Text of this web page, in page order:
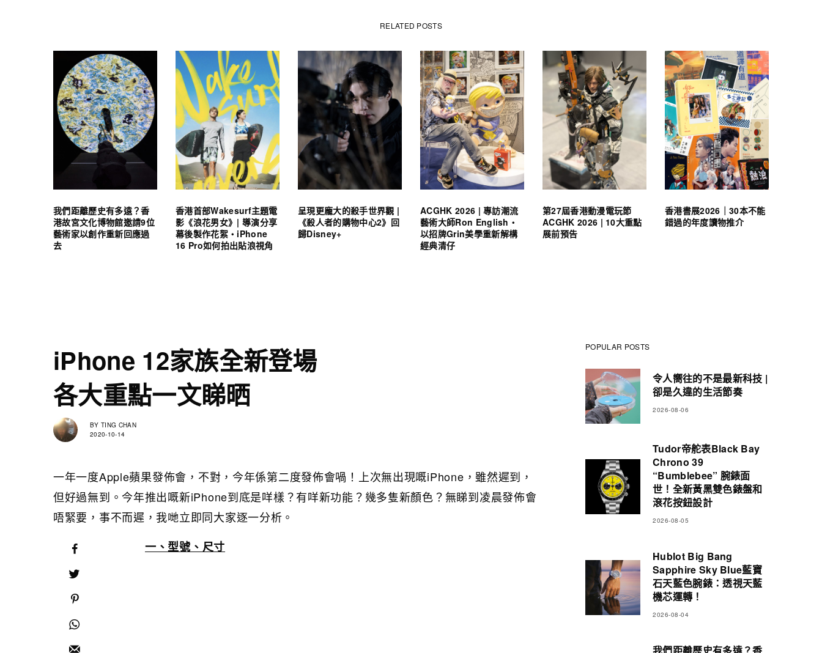
RELATED POSTS
我們距離歷史有多遠？香
港故宮文化博物館邀請9位
藝術家以創作重新回應過
去
香港首部Wakesurf主題電
影《浪花男女》| 導演分享
幕後製作花絮・iPhone
16 Pro如何拍出貼浪視角
呈現更龐大的殺手世界觀 |
《殺人者的購物中心2》回
歸Disney+
ACGHK 2026 | 專訪潮流
藝術大師Ron English・
以招牌Grin美學重新解構
經典清仔
第27屆香港動漫電玩節
ACGHK 2026 | 10大重點
展前預告
香港書展2026｜30本不能
錯過的年度讀物推介
iPhone 12家族全新登場
各大重點一文睇晒
BY TING CHAN
2020-10-14
一年一度Apple蘋果發佈會，不對，今年係第二度發佈會喎！上次無出現嘅iPhone，雖然遲到，
但好過無到。今年推出嘅新iPhone到底是咩樣？有咩新功能？幾多隻新顏色？無睇到凌晨發佈會
唔緊要，事不而遲，我哋立即同大家逐一分析。
一、型號、尺寸
POPULAR POSTS
令人嚮往的不是最新科技 |
卻是久違的生活節奏
2026-08-06
Tudor帝舵表Black Bay
Chrono 39
“Bumblebee” 腕錶面
世！全新黃黑雙色錶盤和
滾花按鈕設計
2026-08-05
Hublot Big Bang
Sapphire Sky Blue藍寶
石天藍色腕錶：透視天藍
機芯運轉！
2026-08-04
我們距離歷史有多遠？香